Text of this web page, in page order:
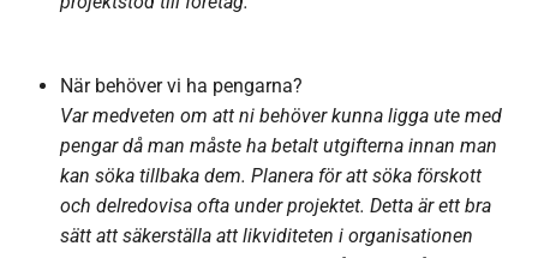
När behöver vi ha pengarna?
Var medveten om att ni behöver kunna ligga ute med
pengar då man måste ha betalt utgifterna innan man
kan söka tillbaka dem. Planera för att söka förskott
och delredovisa ofta under projektet. Detta är ett bra
sätt att säkerställa att likviditeten i organisationen